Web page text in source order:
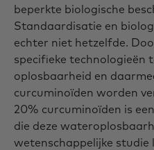
beperkte biologische
Standaardisatie en
echter niet hetzelfde.
specifieke technologieën
oplosbaarheid en
curcuminoïden worden
20% curcuminoïden is
die deze
wetenschappelijke